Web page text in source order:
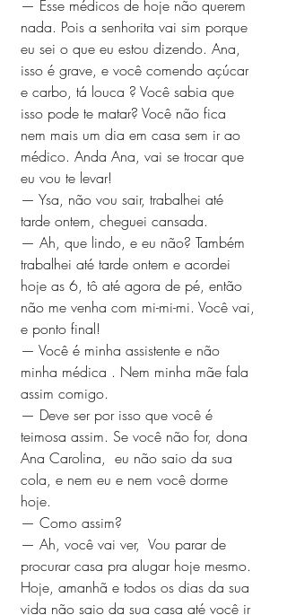
— Esse médicos de hoje não querem
nada. Pois a senhorita vai sim porque
eu sei o que eu estou dizendo. Ana,
isso é grave, e você comendo açúcar
e carbo, tá louca ? Você sabia que
isso pode te matar? Você não fica
nem mais um dia em casa sem ir ao
médico. Anda Ana, vai se trocar que
eu vou te levar!
— Ysa, não vou sair, trabalhei até
tarde ontem, cheguei cansada.
— Ah, que lindo, e eu não? Também
trabalhei até tarde ontem e acordei
hoje as 6, tô até agora de pé, então
não me venha com mi-mi-mi. Você vai,
e ponto final!
— Você é minha assistente e não
minha médica . Nem minha mãe fala
assim comigo.
— Deve ser por isso que você é
teimosa assim. Se você não for, dona
Ana Carolina,  eu não saio da sua
cola, e nem eu e nem você dorme
hoje.
— Como assim?
— Ah, você vai ver,  Vou parar de
procurar casa pra alugar hoje mesmo.
Hoje, amanhã e todos os dias da sua
vida não saio da sua casa até você ir